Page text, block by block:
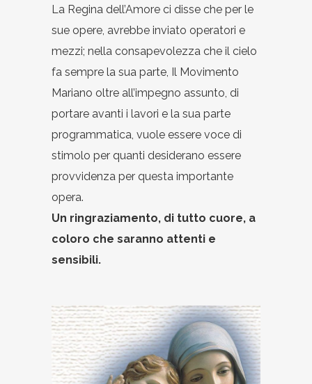
La Regina dell’Amore ci disse che per le
sue opere, avrebbe inviato operatori e
mezzi; nella consapevolezza che il cielo
fa sempre la sua parte, Il Movimento
Mariano oltre all’impegno assunto, di
portare avanti i lavori e la sua parte
programmatica, vuole essere voce di
stimolo per quanti desiderano essere
provvidenza per questa importante
opera.
Un ringraziamento, di tutto cuore, a
coloro che saranno attenti e
sensibili.